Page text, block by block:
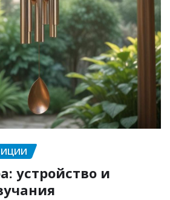
устройство и